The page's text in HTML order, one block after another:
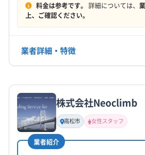
電話番号
公式HP
料金は参考です。 詳細については、
上、ご確認ください。
業者詳細・特徴
基本情報
代表者名
非公開
所在地
株式会社Neoclimb
高松市 女性スタッフ
業者紹介